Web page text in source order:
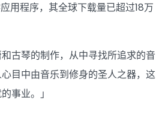
用程序，其全球下载量已超过18万
古琴的制作，从中寻找所追求的音
目中由音乐到修身的圣人之器，这
事业。」